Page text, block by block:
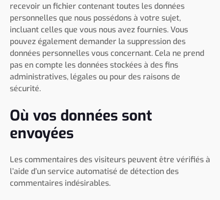
recevoir un fichier contenant toutes les données
personnelles que nous possédons à votre sujet,
incluant celles que vous nous avez fournies. Vous
pouvez également demander la suppression des
données personnelles vous concernant. Cela ne prend
pas en compte les données stockées à des fins
administratives, légales ou pour des raisons de
sécurité.
Où vos données sont
envoyées
Les commentaires des visiteurs peuvent être vérifiés à
l’aide d’un service automatisé de détection des
commentaires indésirables.